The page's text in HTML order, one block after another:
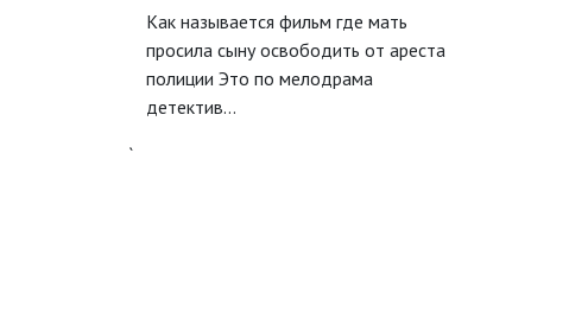
Как называется фильм где мать
просила сыну освободить от ареста
полиции Это по мелодрама
детектив...
`